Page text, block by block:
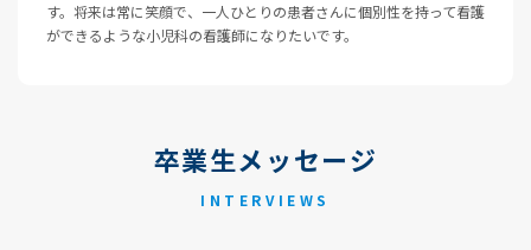
す。将来は常に笑顔で、一人ひとりの患者さんに個別性を持って看護
ができるような小児科の看護師になりたいです。
卒業生メッセージ
INTERVIEWS